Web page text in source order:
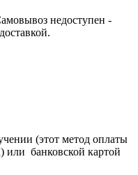
недоступен -
(этот метод оплаты
или банковской картой